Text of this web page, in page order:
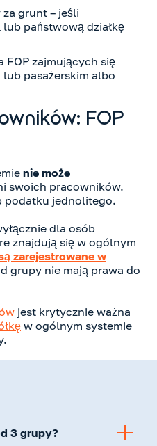
grunt – jeśli
państwową działkę
FOP zajmujących się
pasażerskim albo
FOP
nie może
swoich pracowników.
podatku jednolitego.
dla osób
znajdują się w ogólnym
zarejestrowane w
grupy nie mają prawa do
jest krytycznie ważna
w ogólnym systemie
3 grupy?